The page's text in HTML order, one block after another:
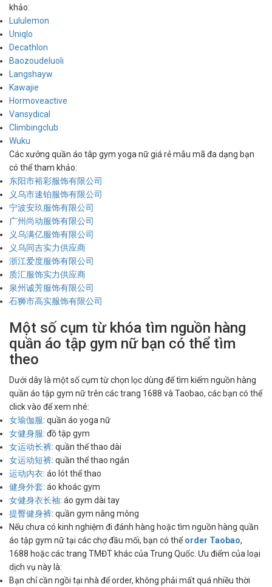
khảo:
Lululemon
Uniqlo
Decathlon
Baozoudeluoli
Langshayw
Kawajie
Hormoveactive
Vansydical
Climbingclub
Wuku
Các xưởng quần áo tâp gym yoga nữ giá rẻ mẫu mã đa dạng bạn
có thể tham khảo:
东阳市裕彩服饰有限公司
义乌市速铂服饰有限公司
宁波安玖服饰有限公司
广州尚动服饰有限公司
义乌满亿服饰有限公司
义乌同吉实力供应商
浙江爱度服饰有限公司
质汇服饰实力供应商
泉州诚芳服饰有限公司
石狮市高实服饰有限公司
Một số cụm từ khóa tìm nguồn hàng
quần áo tập gym nữ bạn có thể tìm
theo
Dưới dây là một số cụm từ chọn lọc dùng để tìm kiếm nguồn hàng
quần áo tập gym nữ trên các trang 1688 và Taobao, các bạn có thể
click vào để xem nhé:
女瑜伽服: quần áo yoga nữ
女健身服: đồ tập gym
女运动长裤: quần thế thao dài
女运动短裤: quần thể thao ngắn
运动内衣: áo lót thể thao
健身外套: áo khoác gym
女健身衣长袖: áo gym dài tay
提臀健身裤: quần gym nâng mông
Nếu chưa có kinh nghiệm đi đánh hàng hoặc tìm nguồn hàng quần
áo tập gym nữ tại các chợ đầu mối, bạn có thểorder Taobao,
1688 hoặc các trang TMĐT khác của Trung Quốc. Ưu điểm của loại
dịch vụ này là:
Bạn chỉ cần ngồi tại nhà để order, không phải mất quá nhiều thời